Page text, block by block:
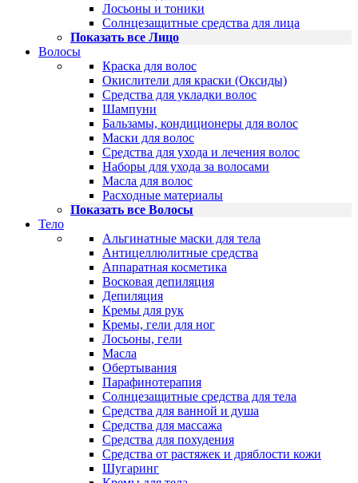
Лосьоны и тоники
Солнцезащитные средства для лица
Показать все Лицо
Волосы
Краска для волос
Окислители для краски (Оксиды)
Средства для укладки волос
Шампуни
Бальзамы, кондиционеры для волос
Маски для волос
Средства для ухода и лечения волос
Наборы для ухода за волосами
Масла для волос
Расходные материалы
Показать все Волосы
Тело
Альгинатные маски для тела
Антицеллюлитные средства
Аппаратная косметика
Восковая депиляция
Депиляция
Кремы для рук
Кремы, гели для ног
Лосьоны, гели
Масла
Обертывания
Парафинотерапия
Солнцезащитные средства для тела
Средства для ванной и душа
Средства для массажа
Средства для похудения
Средства от растяжек и дряблости кожи
Шугаринг